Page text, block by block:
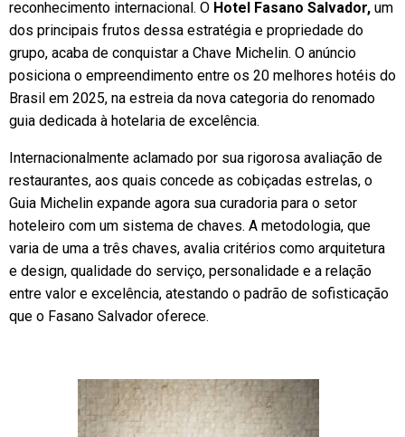
reconhecimento internacional. O Hotel Fasano Salvador, um
dos principais frutos dessa estratégia e propriedade do
grupo, acaba de conquistar a Chave Michelin. O anúncio
posiciona o empreendimento entre os 20 melhores hotéis do
Brasil em 2025, na estreia da nova categoria do renomado
guia dedicada à hotelaria de excelência.
Internacionalmente aclamado por sua rigorosa avaliação de
restaurantes, aos quais concede as cobiçadas estrelas, o
Guia Michelin expande agora sua curadoria para o setor
hoteleiro com um sistema de chaves. A metodologia, que
varia de uma a três chaves, avalia critérios como arquitetura
e design, qualidade do serviço, personalidade e a relação
entre valor e excelência, atestando o padrão de sofisticação
que o Fasano Salvador oferece.